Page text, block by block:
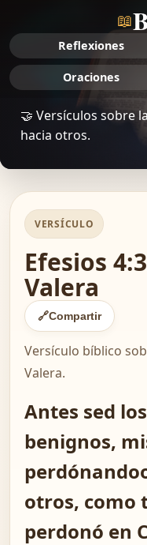
📖
Reflexiones
Oraciones
🤝 Versículos sobre
hacia otros.
VERSÍCULO
Efesios
Valera
🔗Compartir
Versículo bíblico
Valera.
Antes sed
benignos,
otros, como
perdonó en